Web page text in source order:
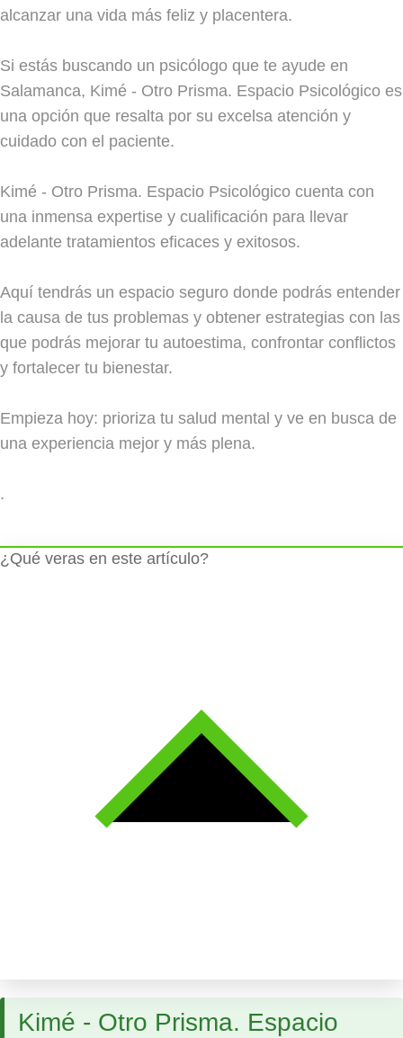
alcanzar una vida más feliz y placentera.
Si estás buscando un psicólogo que te ayude en
Salamanca, Kimé - Otro Prisma. Espacio Psicológico es
una opción que resalta por su excelsa atención y
cuidado con el paciente.
Kimé - Otro Prisma. Espacio Psicológico cuenta con
una inmensa expertise y cualificación para llevar
adelante tratamientos eficaces y exitosos.
Aquí tendrás un espacio seguro donde podrás entender
la causa de tus problemas y obtener estrategias con las
que podrás mejorar tu autoestima, confrontar conflictos
y fortalecer tu bienestar.
Empieza hoy: prioriza tu salud mental y ve en busca de
una experiencia mejor y más plena.
.
¿Qué veras en este artículo?
Kimé - Otro Prisma. Espacio